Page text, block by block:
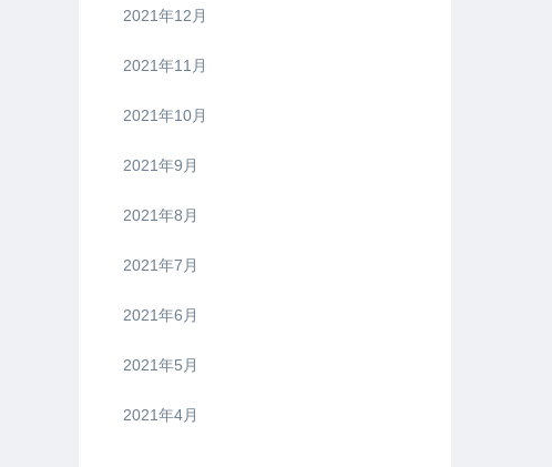
2021年12月
2021年11月
2021年10月
2021年9月
2021年8月
2021年7月
2021年6月
2021年5月
2021年4月